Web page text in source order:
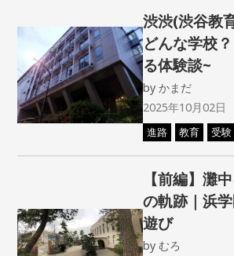
渋渋(渋谷教
どんな学校
る体験談~
byかまだ
2025年10月02日
進路 教育 受験
【前編】灘
の軌跡｜浜学
遊び
byむろ